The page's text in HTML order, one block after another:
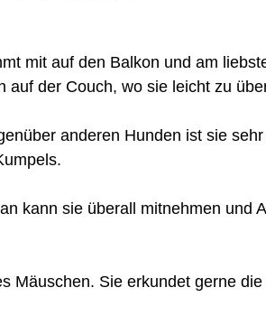
mit auf den Balkon und am
der Couch, wo sie leicht zu
anderen Hunden ist sie
kann sie überall mitnehmen und
Mäuschen. Sie erkundet gerne die